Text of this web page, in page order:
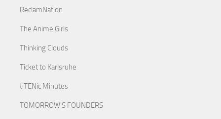
ReclamNation
The Anime Girls
Thinking Clouds
Ticket to Karlsruhe
tiTENic Minutes
TOMORROW'S FOUNDERS